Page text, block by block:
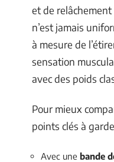
et de
n’est jamais
à mesure de
sensation
avec des poids
Pour mieux
points clés à
Avec une bande